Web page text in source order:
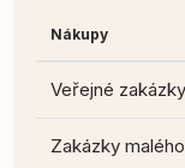
Nákupy
Veřejné
Zakázky